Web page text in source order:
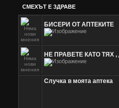
СМЕХЪТ Е ЗДРАВЕ
БИСЕРИ ОТ АПТЕКИТЕ
НЕ ПРАВЕТЕ КАТО ТЯХ
Случка в моята аптека